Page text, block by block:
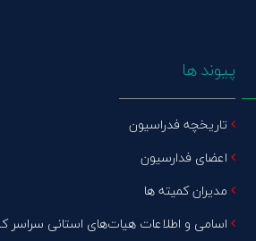
پیوند ها
تاریخچه فدراسیون
اعضای فدارسیون
مدیران کمیته ها
اسامی و اطلاعات هیات‌های استانی سراسر